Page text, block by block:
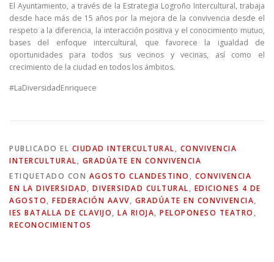
El Ayuntamiento, a través de la Estrategia Logroño Intercultural, trabaja
desde hace más de 15 años por la mejora de la convivencia desde el
respeto a la diferencia, la interacción positiva y el conocimiento mutuo,
bases del enfoque intercultural, que favorece la igualdad de
oportunidades para todos sus vecinos y vecinas, así como el
crecimiento de la ciudad en todos los ámbitos.
#LaDiversidadEnriquece
PUBLICADO EL CIUDAD INTERCULTURAL, CONVIVENCIA
INTERCULTURAL, GRADÚATE EN CONVIVENCIA
ETIQUETADO CON AGOSTO CLANDESTINO , CONVIVENCIA
EN LA DIVERSIDAD, DIVERSIDAD CULTURAL, EDICIONES 4 DE
AGOSTO, FEDERACIÓN AAVV, GRADÚATE EN CONVIVENCIA,
IES BATALLA DE CLAVIJO, LA RIOJA, PELOPONESO TEATRO ,
RECONOCIMIENTOS